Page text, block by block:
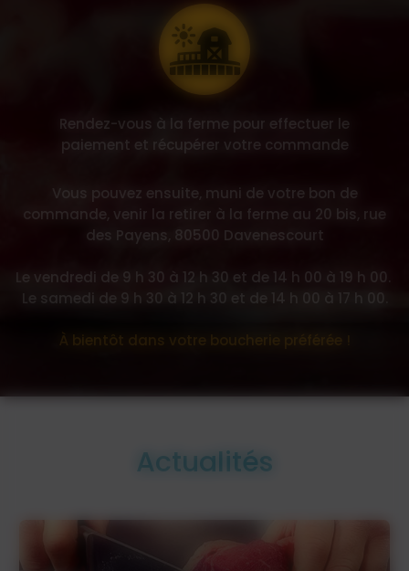
Rendez-vous à la ferme pour effectuer le
paiement et récupérer votre commande
Vous pouvez ensuite, muni de votre bon de
commande, venir la retirer à la ferme au 20 bis, rue
des Payens, 80500 Davenescourt
Le vendredi de 9 h 30 à 12 h 30 et de 14 h 00 à 19 h 00.
Le samedi de 9 h 30 à 12 h 30 et de 14 h 00 à 17 h 00.
À bientôt dans votre boucherie préférée !
Actualités